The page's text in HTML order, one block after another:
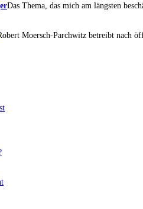
Das Thema, das mich am längsten
Moersch-Parchwitz betreibt nach